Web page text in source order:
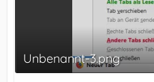
Unbenannt-3.png